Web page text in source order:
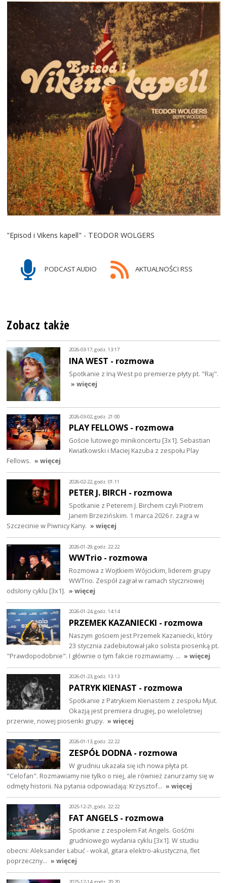
"Episod i Vikens kapell" - TEODOR WOLGERS
PODCAST AUDIO AKTUALNOŚCI RSS
Zobacz także
2026-03-17, godz. 13:17
INA WEST - rozmowa
Spotkanie z Iną West po premierze płyty pt. "Raj".
» więcej
2026-03-02, godz. 21:00
PLAY FELLOWS - rozmowa
Goście lutowego minikoncertu [3x1]. Sebastian
Kwiatkowski i Maciej Kazuba z zespołu Play
Fellows. » więcej
2026-02-22, godz. 01:11
PETER J. BIRCH - rozmowa
Spotkanie z Peterem J. Birchem czyli Piotrem
Janem Brzezińskim. 1 marca 2026 r. zagra w
Szczecinie w Piwnicy Kany. » więcej
2026-01-29, godz. 22:22
WWTrio - rozmowa
Rozmowa z Wojtkiem Wójcickim, liderem grupy
WWTrio. Zespół zagrał w ramach styczniowej
odsłony cyklu [3x1]. » więcej
2026-01-24, godz. 14:14
PRZEMEK KAZANIECKI - rozmowa
Naszym gościem jest Przemek Kazaniecki, który
23 stycznia zadebiutował jako solista piosenką pt.
"Prawdopodobnie". I głównie o tym fakcie rozmawiamy. … » więcej
2026-01-23, godz. 13:13
PATRYK KIENAST - rozmowa
Spotkanie z Patrykiem Kienastem z zespołu Mjut.
Okazją jest premiera drugiej, po wieloletniej
przerwie, nowej piosenki grupy. » więcej
2026-01-13, godz. 22:22
ZESPÓŁ DODNA - rozmowa
W grudniu ukazała się ich nowa płyta pt.
"Celofan". Rozmawiamy nie tylko o niej, ale również zanurzamy się w
odmęty historii. Na pytania odpowiadają: Krzysztof… » więcej
2025-12-21, godz. 22:22
FAT ANGELS - rozmowa
Spotkanie z zespołem Fat Angels. Gośćmi
grudniowego wydania cyklu [3x1]. W studiu
obecni: Aleksander Łabuć - wokal, gitara elektro-akustyczna, flet
poprzeczny… » więcej
2025-12-14, godz. 20:20